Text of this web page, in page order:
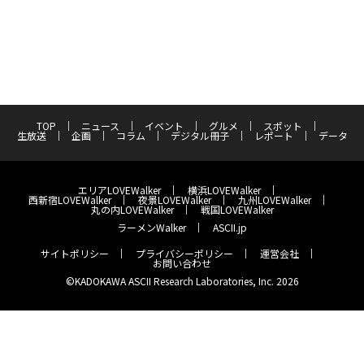
TOP ニュース イベント グルメ スポット
生放送 企画 コラム デジタル冊子 レポート データ
エリアLOVEWalker 横浜LOVEWalker
西新宿LOVEWalker 夜景LOVEWalker 九州LOVEWalker
丸の内LOVEWalker
戦国LOVEWalker
ラーメンWalker
ASCII.jp
サイトポリシー
プライバシーポリシー 運営会社
お問い合わせ
©KADOKAWA ASCII Research Laboratories, Inc. 2026